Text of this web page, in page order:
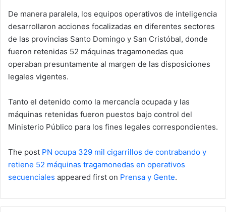
De manera paralela, los equipos operativos de inteligencia
desarrollaron acciones focalizadas en diferentes sectores
de las provincias Santo Domingo y San Cristóbal, donde
fueron retenidas 52 máquinas tragamonedas que
operaban presuntamente al margen de las disposiciones
legales vigentes.
Tanto el detenido como la mercancía ocupada y las
máquinas retenidas fueron puestos bajo control del
Ministerio Público para los fines legales correspondientes.
The post PN ocupa 329 mil cigarrillos de contrabando y
retiene 52 máquinas tragamonedas en operativos
secuenciales appeared first on Prensa y Gente.